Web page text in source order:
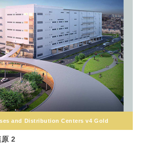
and Distribution Centers v4 Gold
2